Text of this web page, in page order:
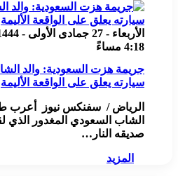
4:18 مساءً
جريمة هزت السعودية: والد
سيارته يعلق على الواقعة الأليمة
الرياض / سفنكس نيوز أعرب
الشاب السعودي المغدور الذي
صديقه النار…
المزيد